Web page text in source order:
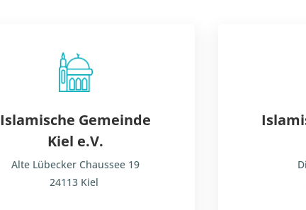
Islamische Gemeinde
Kiel e.V.
Alte Lübecker Chaussee 19
24113 Kiel